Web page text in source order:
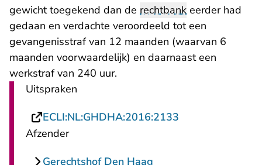
gewicht toegekend dan de rechtbank eerder had
gedaan en verdachte veroordeeld tot een
gevangenisstraf van 12 maanden (waarvan 6
maanden voorwaardelijk) en daarnaast een
werkstraf van 240 uur.
Uitspraken
ECLI:NL:GHDHA:2016:2133
Afzender
Gerechtshof Den Haag